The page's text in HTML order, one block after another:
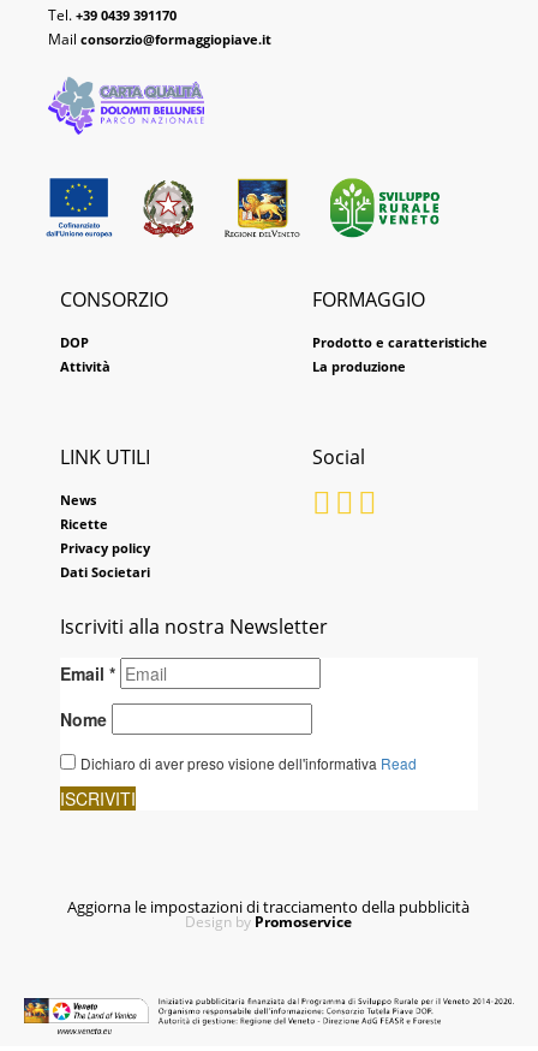
Tel. +39 0439 391170
Mail consorzio@formaggiopiave.it
CONSORZIO
DOP
Attività
FORMAGGIO
Prodotto e caratteristiche
La produzione
Social
LINK UTILI
News
Ricette
Privacy policy
Dati Societari
Iscriviti alla nostra Newsletter
Aggiorna le impostazioni di tracciamento della pubblicità
Design by Promoservice